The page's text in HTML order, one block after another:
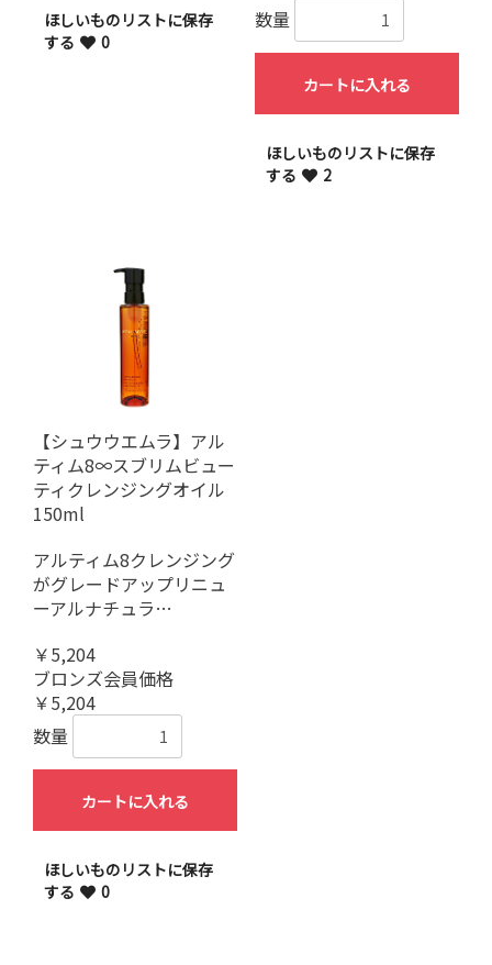
ほしいものリストに保存
する
0
数量
カートに入れる
ほしいものリストに保存
する
2
【シュウウエムラ】アル
ティム8∞スブリムビュー
ティクレンジングオイル
150ml
アルティム8クレンジング
がグレードアップリニュ
ーアルナチュラ…
￥5,204
ブロンズ会員価格
￥5,204
数量
カートに入れる
ほしいものリストに保存
する
0